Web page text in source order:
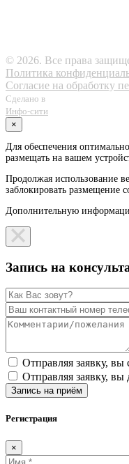
© 2026. Все права
Политика
Согласие на обработку
Сделано в
Инфо-сити
×
Для обеспечения
размещать на вашем
Продолжая использование
заблокировать размещение
Дополнительную
Запись на
Отправляя заявку, вы
Отправляя заявку, вы
Запись на приём
Регистрация
×